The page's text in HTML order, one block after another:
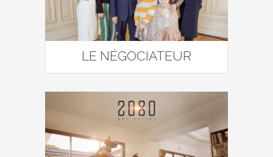
LE NÉGOCIATEUR